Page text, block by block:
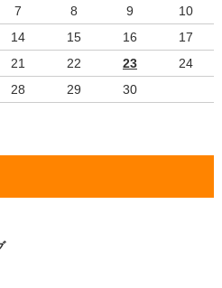
7 8 9
10
14 15 16
17
21 22 23
24
28 29 30